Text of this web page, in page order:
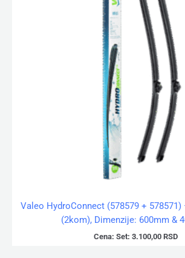
Valeo HydroConnect (578579 +
(2kom), Dimenzije: 600mm &
Cena: Set: 3.100,00 RSD